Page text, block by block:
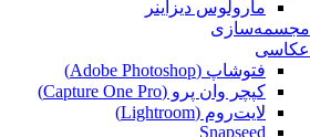
مارولوس دیزاینر
مجسمه‌سازی‌
عکاسی
فتوشاپ (Adobe Photoshop)
کپچر وان پرو (Capture One Pro)
لایت‌روم (Lightroom)
Snapseed